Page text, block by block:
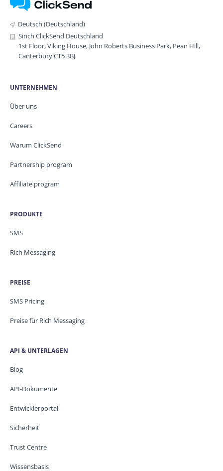
Deutsch (Deutschland)
Sinch ClickSend Deutschland
1st Floor, Viking House, John Roberts Business Park, Pean Hill,
Canterbury CT5 3BJ
UNTERNEHMEN
Über uns
Careers
Warum ClickSend
Partnership program
Affiliate program
PRODUKTE
SMS
Rich Messaging
PREISE
SMS Pricing
Preise für Rich Messaging
API & UNTERLAGEN
Blog
API-Dokumente
Entwicklerportal
Sicherheit
Trust Centre
Wissensbasis